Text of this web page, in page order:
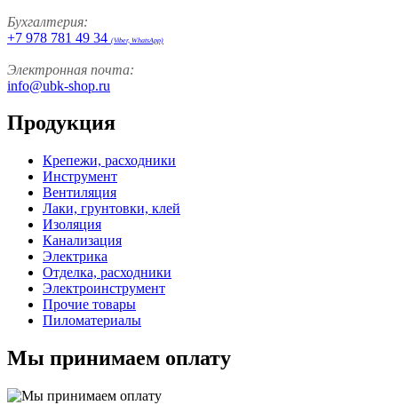
Бухгалтерия:
+7 978 781 49 34 (Viber, WhatsApp)
Электронная почта:
info@ubk-shop.ru
Продукция
Крепежи, расходники
Инструмент
Вентиляция
Лаки, грунтовки, клей
Изоляция
Канализация
Электрика
Отделка, расходники
Электроинструмент
Прочие товары
Пиломатериалы
Мы принимаем оплату